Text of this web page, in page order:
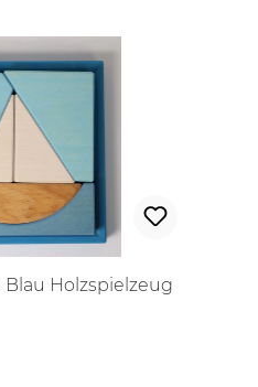
Holzspielzeug